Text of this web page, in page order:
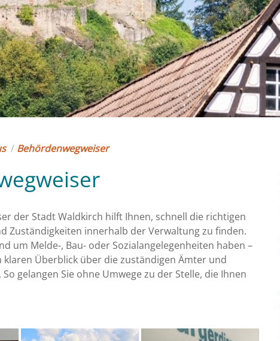
/ Behördenwegweiser
der Stadt Waldkirch hilft Ihnen, schnell die richtigen
Zuständigkeiten innerhalb der Verwaltung zu finden.
um Melde-, Bau- oder Sozialangelegenheiten haben –
klaren Überblick über die zuständigen Ämter und
gelangen Sie ohne Umwege zu der Stelle, die Ihnen